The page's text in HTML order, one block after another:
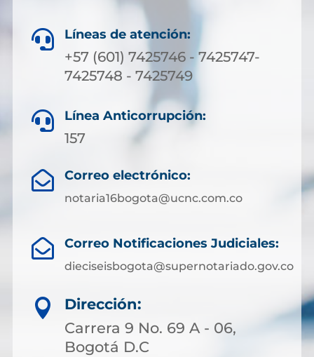
 Líneas de atención:
+57 (601) 7425746 - 7425747-
7425748 - 7425749
 Línea Anticorrupción:
157
 Correo electrónico:
notaria16bogota@ucnc.com.co
 Correo Notificaciones Judiciales:
dieciseisbogota@supernotariado.gov.co

Dirección:
Carrera 9 No. 69 A - 06,
Bogotá D.C